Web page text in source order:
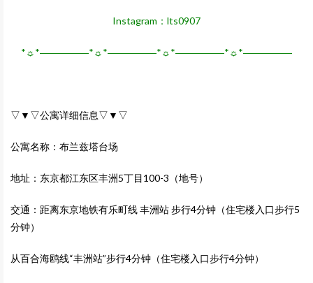
Instagram：lts0907
*☼*―――――*☼*―――――*☼*―――――*☼*―――――
▽▼▽公寓详细信息▽▼▽
公寓名称：布兰兹塔台场
地址：东京都江东区丰洲5丁目100-3（地号）
交通：距离东京地铁有乐町线 丰洲站 步行4分钟（住宅楼入口步行5
分钟）
从百合海鸥线“丰洲站”步行4分钟（住宅楼入口步行4分钟）